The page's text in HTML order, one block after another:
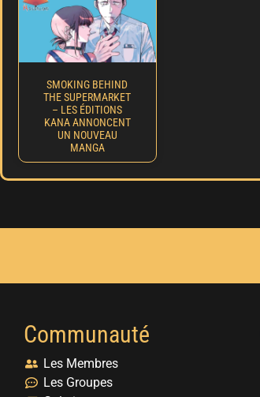
SMOKING BEHIND
THE SUPERMARKET
– LES ÉDITIONS
KANA ANNONCENT
UN NOUVEAU
MANGA
Communauté
Les Membres
Les Groupes